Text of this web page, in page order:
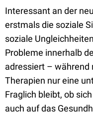
Interessant an der
erstmals die soziale
soziale
Probleme innerhalb
adressiert – während
Therapien nur eine
Fraglich bleibt, ob
auch auf das